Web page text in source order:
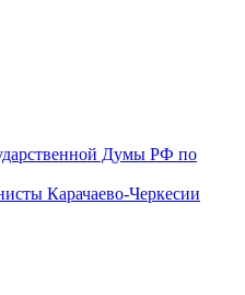
Думы РФ по
Карачаево-Черкесии